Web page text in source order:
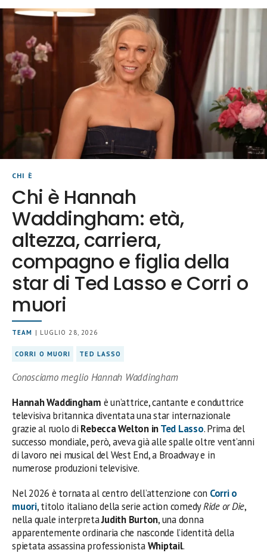
CHI È
Chi è Hannah
Waddingham: età,
altezza, carriera,
compagno e figlia della
star di Ted Lasso e Corri o
muori
TEAM | LUGLIO 28, 2026
CORRI O MUORI TED LASSO
Conosciamo meglio Hannah Waddingham
Hannah Waddingham è un’attrice, cantante e conduttrice
televisiva britannica diventata una star internazionale
grazie al ruolo di Rebecca Welton inTed Lasso. Prima del
successo mondiale, però, aveva già alle spalle oltre vent’anni
di lavoro nei musical del West End, a Broadway e in
numerose produzioni televisive.
Nel 2026 è tornata al centro dell’attenzione con Corri o
muori, titolo italiano della serie action comedyRide or Die,
nella quale interpretaJudith Burton, una donna
apparentemente ordinaria che nasconde l’identità della
spietata assassina professionistaWhiptail.